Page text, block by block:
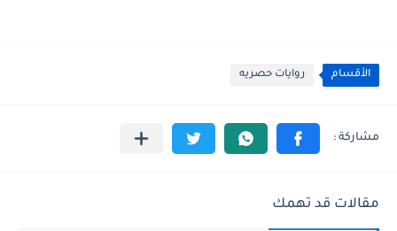
الأقسام روايات حصريه
مقالات قد تهمك